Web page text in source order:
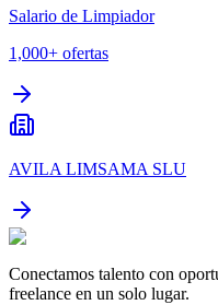
Salario de Limpiador
1,000+ ofertas
AVILA LIMSAMA SLU
Conectamos talento con
freelance en un solo lugar.